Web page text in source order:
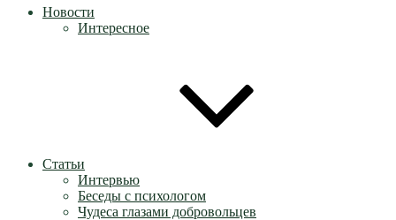
Новости
Интересное
Статьи
Интервью
Беседы с психологом
Чудеса глазами добровольцев